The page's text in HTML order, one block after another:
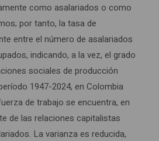
como asalariados o como
por tanto, la tasa de
entre el número de asalariados
indicando, a la vez, el grado
sociales de producción
1947-2024, en Colombia
de trabajo se encuentra, en
de las relaciones capitalistas
La varianza es reducida,